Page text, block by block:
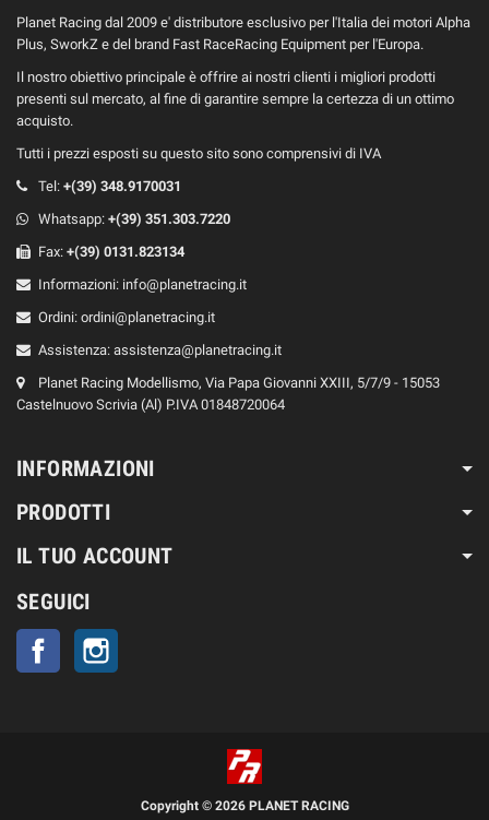
Planet Racing dal 2009 e' distributore esclusivo per l'Italia dei motori Alpha
Plus, SworkZ e del brand Fast RaceRacing Equipment per l'Europa.
Il nostro obiettivo principale è offrire ai nostri clienti i migliori prodotti
presenti sul mercato, al fine di garantire sempre la certezza di un ottimo
acquisto.
Tutti i prezzi esposti su questo sito sono comprensivi di IVA
Tel: +(39) 348.9170031
Whatsapp: +(39) 351.303.7220
Fax: +(39) 0131.823134
Informazioni: info@planetracing.it
Ordini: ordini@planetracing.it
Assistenza: assistenza@planetracing.it
Planet Racing Modellismo, Via Papa Giovanni XXIII, 5/7/9 - 15053
Castelnuovo Scrivia (Al) P.IVA 01848720064
INFORMAZIONI
PRODOTTI
IL TUO ACCOUNT
SEGUICI
Facebook
Copyright © 2026 PLANET RACING